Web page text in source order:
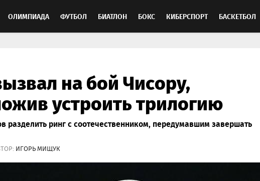
ОЛИМПИАДА ФУТБОЛ БИАТЛОН БОКС КИБЕРСПОРТ БАСКЕТБОЛ
на бой Чисору,
устроить трилогию
разделить ринг с соотечественником, передумавшим завершать
ИГОРЬ МИЩУК